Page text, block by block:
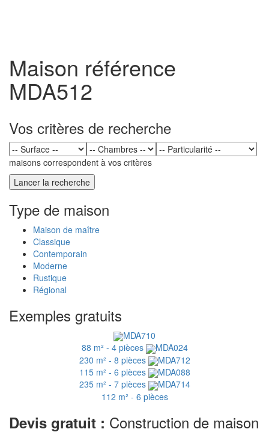
Maison référence
MDA512
Vos critères de recherche
maisons correspondent à vos critères
Type de maison
Maison de maître
Classique
Contemporain
Moderne
Rustique
Régional
Exemples gratuits
MDA710
88 m² - 4 pièces
MDA024
230 m² - 8 pièces
MDA712
115 m² - 6 pièces
MDA088
235 m² - 7 pièces
MDA714
112 m² - 6 pièces
Devis gratuit : Construction de maison